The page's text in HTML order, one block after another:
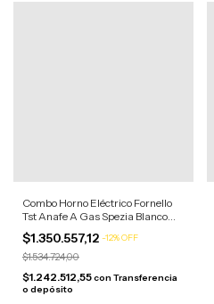
Combo Horno Eléctrico Fornello
Tst Anafe A Gas Spezia Blanco
Acero Inoxidable/anafe Blanco
$1.350.557,12 -12%OFF
$1.534.724,00
$1.242.512,55con Transferencia
o depósito